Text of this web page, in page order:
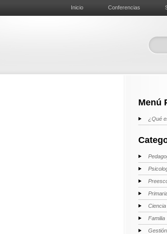
Inicio Conferencias
Menú
¿Qué
Familia